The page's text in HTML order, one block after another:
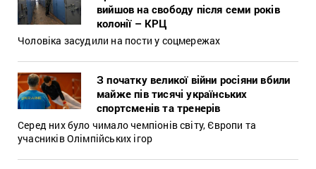
вийшов на свободу після семи років
колонії – КРЦ
Чоловіка засудили на пости у соцмережах
З початку великої війни росіяни вбили
майже пів тисячі українських
спортсменів та тренерів
Серед них було чимало чемпіонів світу, Європи та
учасників Олімпійських ігор